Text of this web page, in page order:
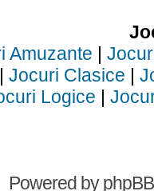
Amuzante |
| Jocuri Clasice |
Logice |
Powered byphpBB